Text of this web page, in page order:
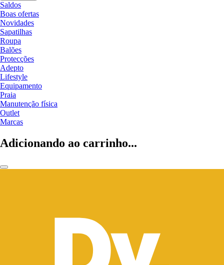
Saldos
Boas ofertas
Novidades
Sapatilhas
Roupa
Balões
Protecções
Adepto
Lifestyle
Equipamento
Praia
Manutenção física
Outlet
Marcas
Adicionando ao carrinho...